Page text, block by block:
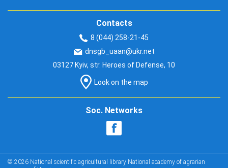
Contacts
8 (044) 258-21-45
dnsgb_uaan@ukr.net
03127 Kyiv, str. Heroes of Defense, 10
Look on the map
Soc. Networks
© 2026 National scientific agricultural library National academy of agrarian